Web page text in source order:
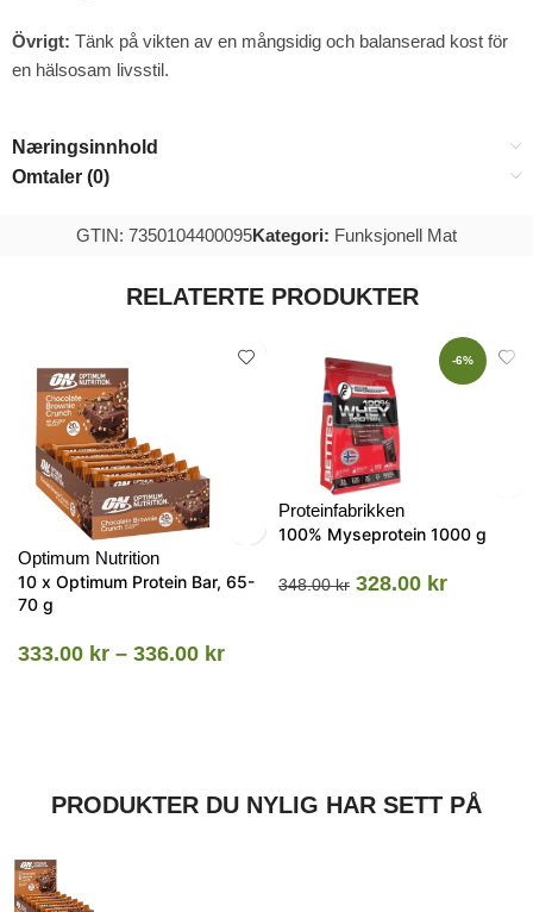
Övrigt: Tänk på vikten av en mångsidig och balanserad kost för
en hälsosam livsstil.
Næringsinnhold
Omtaler (0)
GTIN: 7350104400095Kategori: Funksjonell Mat
RELATERTE PRODUKTER
Optimum Nutrition
10 x Optimum Protein Bar, 65-
70 g
333.00 kr – 336.00 kr
-6%
Proteinfabrikken
100% Myseprotein 1000 g
348.00kr 328.00 kr
PRODUKTER DU NYLIG HAR SETT PÅ